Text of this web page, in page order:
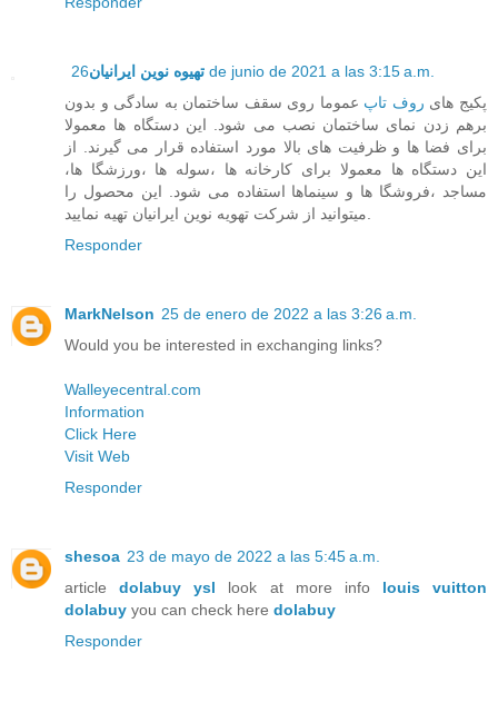
تهیوه نوین ایرانیان 26 de junio de 2021 a las 3:15 a.m.
پکیج های روف تاپ عموما روی سقف ساختمان به سادگی و بدون
برهم زدن نمای ساختمان نصب می شود. این دستگاه ها معمولا
برای فضا ها و ظرفیت های بالا مورد استفاده قرار می گیرند. از
این دستگاه ها معمولا برای کارخانه ها ،سوله ها ،ورزشگا ها،
مساجد ،فروشگا ها و سینماها استفاده می شود. این محصول را
میتوانید از شرکت تهویه نوین ایرانیان تهیه نمایید.
Responder
MarkNelson 25 de enero de 2022 a las 3:26 a.m.
Would you be interested in exchanging links?
Walleyecentral.com
Information
Click Here
Visit Web
Responder
shesoa 23 de mayo de 2022 a las 5:45 a.m.
articledolabuy ysl look at more info louis vuitton
dolabuy you can check here dolabuy
Responder